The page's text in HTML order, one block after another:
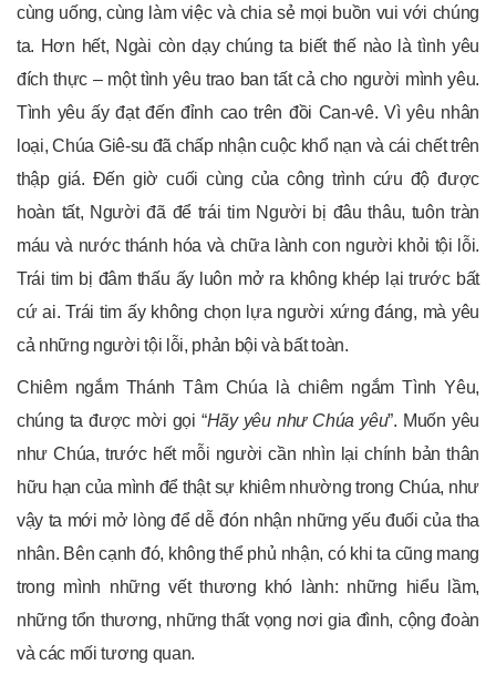
cùng uống, cùng làm việc và chia sẻ mọi buồn vui với chúng
ta. Hơn hết, Ngài còn dạy chúng ta biết thế nào là tình yêu
đích thực – một tình yêu trao ban tất cả cho người mình yêu.
Tình yêu ấy đạt đến đỉnh cao trên đồi Can-vê. Vì yêu nhân
loại, Chúa Giê-su đã chấp nhận cuộc khổ nạn và cái chết trên
thập giá. Đến giờ cuối cùng của công trình cứu độ được
hoàn tất, Người đã để trái tim Người bị đâu thâu, tuôn tràn
máu và nước thánh hóa và chữa lành con người khỏi tội lỗi.
Trái tim bị đâm thấu ấy luôn mở ra không khép lại trước bất
cứ ai. Trái tim ấy không chọn lựa người xứng đáng, mà yêu
cả những người tội lỗi, phản bội và bất toàn.
Chiêm ngắm Thánh Tâm Chúa là chiêm ngắm Tình Yêu,
chúng ta được mời gọi “Hãy yêu như Chúa yêu”. Muốn yêu
như Chúa, trước hết mỗi người cần nhìn lại chính bản thân
hữu hạn của mình để thật sự khiêm nhường trong Chúa, như
vậy ta mới mở lòng để dễ đón nhận những yếu đuối của tha
nhân. Bên cạnh đó, không thể phủ nhận, có khi ta cũng mang
trong mình những vết thương khó lành: những hiểu lầm,
những tổn thương, những thất vọng nơi gia đình, cộng đoàn
và các mối tương quan.